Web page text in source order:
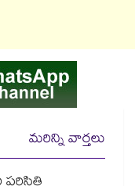
మరిన్ని వార్తలు